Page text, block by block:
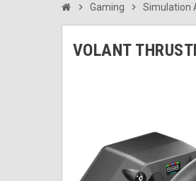
chevron_right Gaming chevron_right Simulation
VOLANT